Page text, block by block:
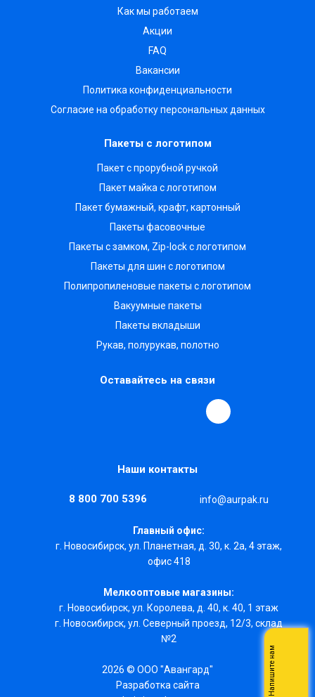
Как мы работаем
Акции
FAQ
Вакансии
Политика конфиденциальности
Согласие на обработку персональных данных
Пакеты с логотипом
Пакет с прорубной ручкой
Пакет майка с логотипом
Пакет бумажный, крафт, картонный
Пакеты фасовочные
Пакеты с замком, Zip-lock с логотипом
Пакеты для шин с логотипом
Полипропиленовые пакеты с логотипом
Вакуумные пакеты
Пакеты вкладыши
Рукав, полурукав, полотно
Оставайтесь на связи
Наши контакты
8 800 700 5396 info@aurpak.ru
Главный офис:
г. Новосибирск, ул. Планетная, д. 30, к. 2а, 4 этаж,
офис 418
Мелкооптовые магазины:
г. Новосибирск, ул. Королева, д. 40, к. 40, 1 этаж
г. Новосибирск, ул. Северный проезд, 12/3, ​склад
№2
2026 © ООО "Авангард"
Разработка сайта
Напишите нам